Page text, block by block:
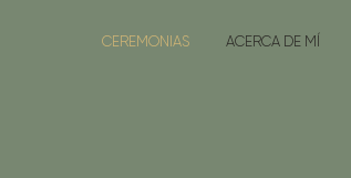
CEREMONIAS ACERCA DE MÍ